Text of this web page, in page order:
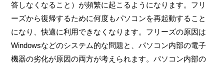
答しなくなること）が頻繁に起こるようになります。フリ
ーズから復帰するために何度もパソコンを再起動すること
になり、快適に利用できなくなります。フリーズの原因は
Windowsなどのシステム的な問題と、パソコン内部の電子
機器の劣化が原因の両方が考えられます。パソコン内部の